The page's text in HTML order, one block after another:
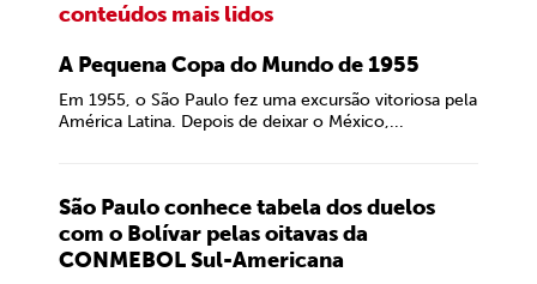
conteúdos mais lidos
A Pequena Copa do Mundo de 1955
Em 1955, o São Paulo fez uma excursão vitoriosa pela
América Latina. Depois de deixar o México,...
São Paulo conhece tabela dos duelos
com o Bolívar pelas oitavas da
CONMEBOL Sul-Americana